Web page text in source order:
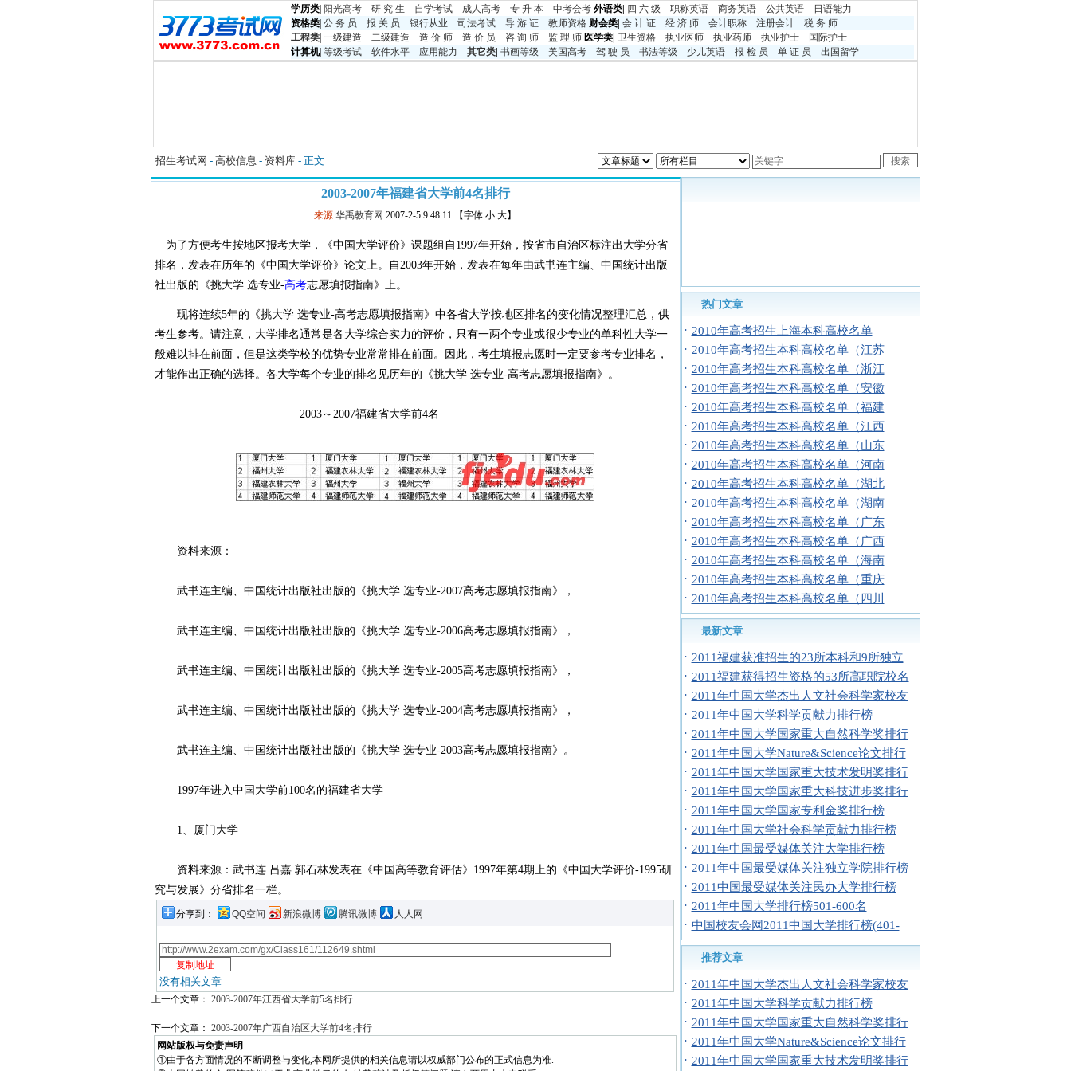
学历类 阳光高考 研 究 生 自学考试 成人高考 专 升 本 中考会考 外语类| 四 六 级 职称英语 商务英语 公共英语
日语能力
资格类 公 务 员 报 关 员 银行从业 司法考试 导 游 证 教师资格 财会类| 会 计 证 经 济 师 会计职称 注册会计
税 务 师
工程类 一级建造 二级建造 造 价 师 造 价 员 咨 询 师 监 理 师 医学类| 卫生资格 执业医师 执业药师 执业护士
国际护士
计算机| 等级考试 软件水平 应用能力 其它类 书画等级 美国高考 驾 驶 员 书法等级 少儿英语 报 检 员 单 证 员 出国留学
招生考试网 - 高校信息 - 资料库 - 正文
2003-2007年福建省大学前4名排行
来源:华禹教育网 2007-2-5 9:48:11 【字体:小 大】
为了方便考生按地区报考大学，《中国大学评价》课题组自1997年开始，按省市自治区标注出大学分省
排名，发表在历年的《中国大学评价》论文上。自2003年开始，发表在每年由武书连主编、中国统计出版
社出版的《挑大学 选专业-高考志愿填报指南》上。
现将连续5年的《挑大学 选专业-高考志愿填报指南》中各省大学按地区排名的变化情况整理汇总，供
考生参考。请注意，大学排名通常是各大学综合实力的评价，只有一两个专业或很少专业的单科性大学一
般难以排在前面，但是这类学校的优势专业常常排在前面。因此，考生填报志愿时一定要参考专业排名，
才能作出正确的选择。各大学每个专业的排名见历年的《挑大学 选专业-高考志愿填报指南》。
2003～2007福建省大学前4名
资料来源：
武书连主编、中国统计出版社出版的《挑大学 选专业-2007高考志愿填报指南》，
武书连主编、中国统计出版社出版的《挑大学 选专业-2006高考志愿填报指南》，
武书连主编、中国统计出版社出版的《挑大学 选专业-2005高考志愿填报指南》，
武书连主编、中国统计出版社出版的《挑大学 选专业-2004高考志愿填报指南》，
武书连主编、中国统计出版社出版的《挑大学 选专业-2003高考志愿填报指南》。
1997年进入中国大学前100名的福建省大学
1、厦门大学
资料来源：武书连 吕嘉 郭石林发表在《中国高等教育评估》1997年第4期上的《中国大学评价-1995研
究与发展》分省排名一栏。
分享到： QQ空间 新浪微博 腾讯微博 人人网
没有相关文章
上一个文章： 2003-2007年江西省大学前5名排行
下一个文章： 2003-2007年广西自治区大学前4名排行
网站版权与免责声明
①由于各方面情况的不断调整与变化,本网所提供的相关信息请以权威部门公布的正式信息为准.
热门文章
· 2010年高考招生上海本科高校名单
· 2010年高考招生本科高校名单（江苏
· 2010年高考招生本科高校名单（浙江
· 2010年高考招生本科高校名单（安徽
· 2010年高考招生本科高校名单（福建
· 2010年高考招生本科高校名单（江西
· 2010年高考招生本科高校名单（山东
· 2010年高考招生本科高校名单（河南
· 2010年高考招生本科高校名单（湖北
· 2010年高考招生本科高校名单（湖南
· 2010年高考招生本科高校名单（广东
· 2010年高考招生本科高校名单（广西
· 2010年高考招生本科高校名单（海南
· 2010年高考招生本科高校名单（重庆
· 2010年高考招生本科高校名单（四川
最新文章
· 2011福建获准招生的23所本科和9所独立
· 2011福建获得招生资格的53所高职院校名
· 2011年中国大学杰出人文社会科学家校友
· 2011年中国大学科学贡献力排行榜
· 2011年中国大学国家重大自然科学奖排行
· 2011年中国大学Nature&Science论文排行
· 2011年中国大学国家重大技术发明奖排行
· 2011年中国大学国家重大科技进步奖排行
· 2011年中国大学国家专利金奖排行榜
· 2011年中国大学社会科学贡献力排行榜
· 2011年中国最受媒体关注大学排行榜
· 2011年中国最受媒体关注独立学院排行榜
· 2011中国最受媒体关注民办大学排行榜
· 2011年中国大学排行榜501-600名
· 中国校友会网2011中国大学排行榜(401-
推荐文章
· 2011年中国大学杰出人文社会科学家校友
· 2011年中国大学科学贡献力排行榜
· 2011年中国大学国家重大自然科学奖排行
· 2011年中国大学Nature&Science论文排行
· 2011年中国大学国家重大技术发明奖排行